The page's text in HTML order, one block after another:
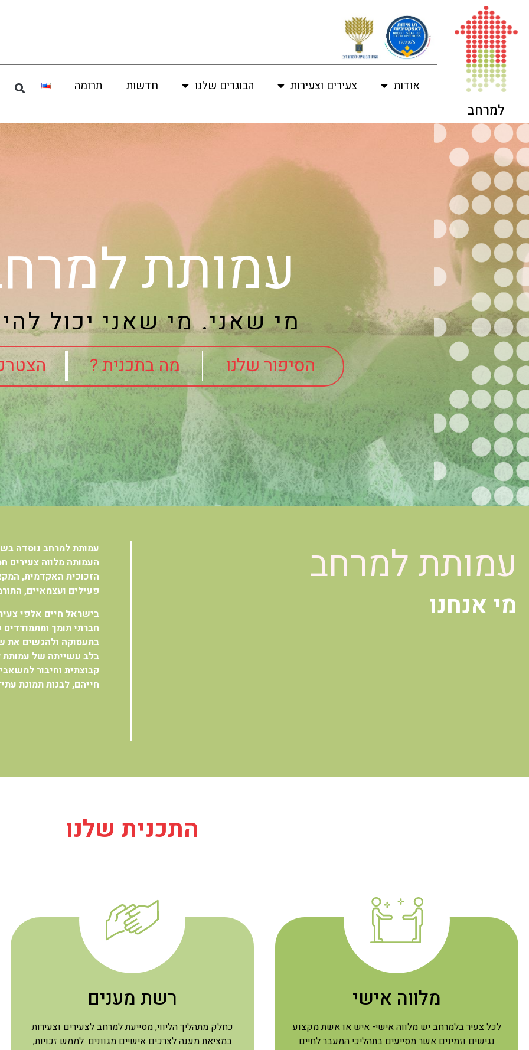
למרחב
אודות צעירים וצעירות הבוגרים שלנו חדשות תרומה
עמותת
מי שאני. מי שאני יכול
הסיפור שלנו מה בתכנית ?
עמותת למרחב
מי אנחנו
עמותת למרחב נוסדה בשנת 2001 ע"י קרן מוזס
העמותה מלווה
הזכוכית האקדמית,
פעילים ועצמאיים,
בישראל חיים אלפי
חברתי תומך
בתעסוקה ולהגשים את
בלב עשייתה של עמותת
קבוצתית וחיבור
חייהם, לבנות תמונת
התכנית שלנו
מלווה אישי
לכל צעיר בלמרחב יש מלווה אישי- איש או אשת מקצוע
נגישים וזמינים אשר מסייעים בתהליכי המעבר לחיים
רשת מענים
כחלק מתהליך הליווי, מסייעת למרחב לצעירים וצעירות
במציאת מענה לצרכים אישיים מגוונים: לממש זכויות,